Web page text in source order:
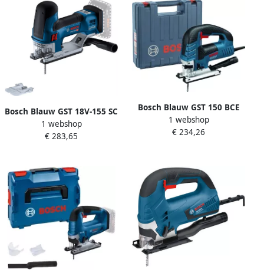
Bosch Blauw GST 18V-155 SC
Accu Decoupeerzaag | Excl.
accu&apos;s en lader | In
1 webshop
€ 283,65
Bosch Blauw GST 150 BCE
decoupeerzaag | 780w
0601513000
1 webshop
€ 234,26